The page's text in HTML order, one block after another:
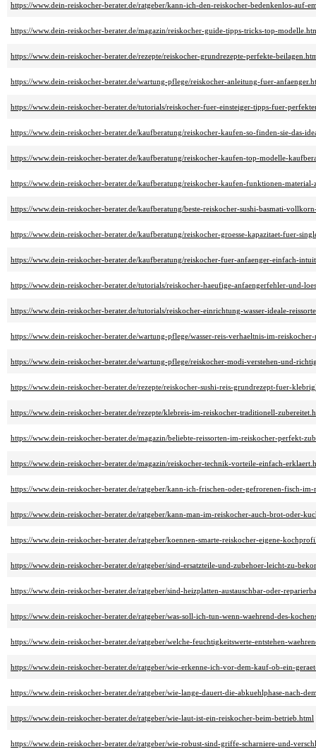
https://www.dein-reiskocher-berater.de/ratgeber/kann-ich-den-reiskocher-bedenkenlos-auf-
https://www.dein-reiskocher-berater.de/magazin/reiskocher-guide-tipps-tricks-top-
https://www.dein-reiskocher-berater.de/rezepte/reiskocher-grundrezepte-perfekte-
https://www.dein-reiskocher-berater.de/wartung-pflege/reiskocher-anleitung-fuer-
https://www.dein-reiskocher-berater.de/tutorials/reiskocher-fuer-einsteiger-tipps-fuer-
https://www.dein-reiskocher-berater.de/kaufberatung/reiskocher-kaufen-so-finden-sie-das-
https://www.dein-reiskocher-berater.de/kaufberatung/reiskocher-kaufen-top-modelle-
https://www.dein-reiskocher-berater.de/kaufberatung/reiskocher-kaufen-funktionen-material-
https://www.dein-reiskocher-berater.de/kaufberatung/beste-reiskocher-sushi-basmati-
https://www.dein-reiskocher-berater.de/kaufberatung/reiskocher-groesse-kapazitaet-fuer-
https://www.dein-reiskocher-berater.de/kaufberatung/reiskocher-fuer-anfaenger-einfach-
https://www.dein-reiskocher-berater.de/tutorials/reiskocher-haeufige-anfaengerfehler-und-
https://www.dein-reiskocher-berater.de/tutorials/reiskocher-einrichtung-wasser-ideale-
https://www.dein-reiskocher-berater.de/wartung-pflege/wasser-reis-verhaeltnis-im-
https://www.dein-reiskocher-berater.de/wartung-pflege/reiskocher-modi-verstehen-und-
https://www.dein-reiskocher-berater.de/rezepte/reiskocher-sushi-reis-grundrezept-fuer-
https://www.dein-reiskocher-berater.de/rezepte/klebreis-im-reiskocher-traditionell-
https://www.dein-reiskocher-berater.de/magazin/beliebte-reissorten-im-reiskocher-perfekt-
https://www.dein-reiskocher-berater.de/magazin/reiskocher-technik-vorteile-einfach-
https://www.dein-reiskocher-berater.de/ratgeber/kann-ich-frischen-oder-gefrorenen-fisch-
https://www.dein-reiskocher-berater.de/ratgeber/kann-man-im-reiskocher-auch-brot-oder-
https://www.dein-reiskocher-berater.de/ratgeber/koennen-smarte-reiskocher-eigene-
https://www.dein-reiskocher-berater.de/ratgeber/sind-ersatzteile-und-zubehoer-leicht-zu-
https://www.dein-reiskocher-berater.de/ratgeber/sind-heizplatten-austauschbar-oder-
https://www.dein-reiskocher-berater.de/ratgeber/was-soll-ich-tun-wenn-waehrend-des-
https://www.dein-reiskocher-berater.de/ratgeber/welche-feuchtigkeitswerte-entstehen-
https://www.dein-reiskocher-berater.de/ratgeber/wie-erkenne-ich-vor-dem-kauf-ob-ein-
https://www.dein-reiskocher-berater.de/ratgeber/wie-lange-dauert-die-abkuehlphase-nach-
https://www.dein-reiskocher-berater.de/ratgeber/wie-laut-ist-ein-reiskocher-beim-betrieb.html
https://www.dein-reiskocher-berater.de/ratgeber/wie-robust-sind-griffe-scharniere-und-